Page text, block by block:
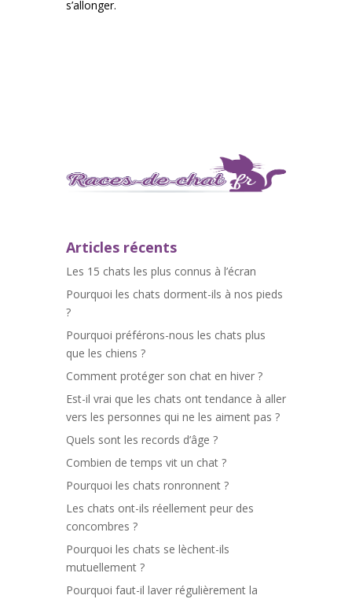
s’allonger.
Articles récents
Les 15 chats les plus connus à l’écran
Pourquoi les chats dorment-ils à nos pieds
?
Pourquoi préférons-nous les chats plus
que les chiens ?
Comment protéger son chat en hiver ?
Est-il vrai que les chats ont tendance à aller
vers les personnes qui ne les aiment pas ?
Quels sont les records d’âge ?
Combien de temps vit un chat ?
Pourquoi les chats ronronnent ?
Les chats ont-ils réellement peur des
concombres ?
Pourquoi les chats se lèchent-ils
mutuellement ?
Pourquoi faut-il laver régulièrement la